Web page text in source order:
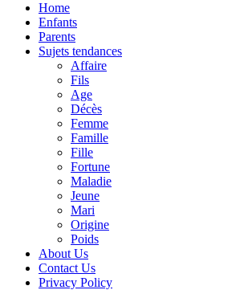
Home
Enfants
Parents
Sujets tendances
Affaire
Fils
Age
Décès
Femme
Famille
Fille
Fortune
Maladie
Jeune
Mari
Origine
Poids
About Us
Contact Us
Privacy Policy